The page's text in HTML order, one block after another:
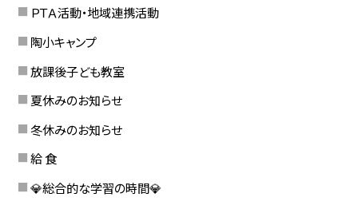
ＰＴＡ活動・地域連携活動
陶小キャンプ
放課後子ども教室
夏休みのお知らせ
冬休みのお知らせ
給 食
💎総合的な学習の時間💎